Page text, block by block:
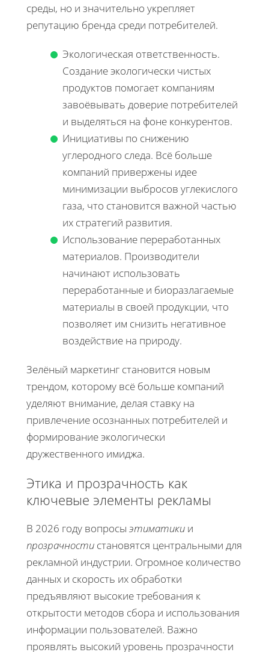
среды, но и значительно укрепляет
репутацию бренда среди потребителей.
Экологическая ответственность.
Создание экологически чистых
продуктов помогает компаниям
завоёвывать доверие потребителей
и выделяться на фоне конкурентов.
Инициативы по снижению
углеродного следа. Всё больше
компаний привержены идее
минимизации выбросов углекислого
газа, что становится важной частью
их стратегий развития.
Использование переработанных
материалов. Производители
начинают использовать
переработанные и биоразлагаемые
материалы в своей продукции, что
позволяет им снизить негативное
воздействие на природу.
Зелёный маркетинг становится новым
трендом, которому всё больше компаний
уделяют внимание, делая ставку на
привлечение осознанных потребителей и
формирование экологически
дружественного имиджа.
Этика и прозрачность как
ключевые элементы рекламы
В 2026 году вопросы этиматики и
прозрачности становятся центральными для
рекламной индустрии. Огромное количество
данных и скорость их обработки
предъявляют высокие требования к
открытости методов сбора и использования
информации пользователей. Важно
проявлять высокий уровень прозрачности